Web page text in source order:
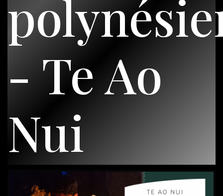
- Te Ao
Nui